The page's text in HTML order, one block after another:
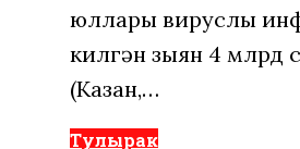
юллары вируслы
килгән зыян 4 млрд
(Казан,…
Тулырак